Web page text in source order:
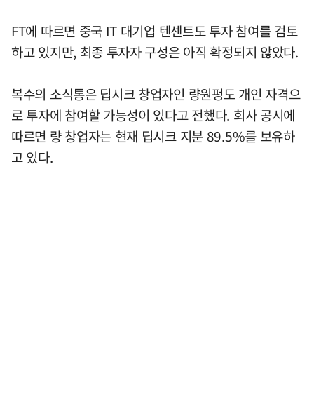
FT에 따르면 중국 IT 대기업 텐센트도 투자 참여를 검토
하고 있지만, 최종 투자자 구성은 아직 확정되지 않았다.
복수의 소식통은 딥시크 창업자인 량원펑도 개인 자격으
로 투자에 참여할 가능성이 있다고 전했다. 회사 공시에
따르면 량 창업자는 현재 딥시크 지분 89.5%를 보유하
고 있다.